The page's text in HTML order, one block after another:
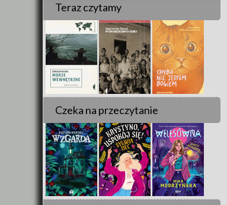
Teraz czytamy
Czeka na przeczytanie